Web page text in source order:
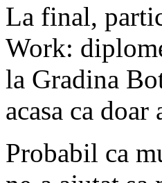
La final,
Work:
la Gradina
acasa ca
Probabil ca